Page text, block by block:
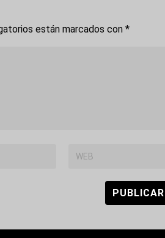
están marcados con*